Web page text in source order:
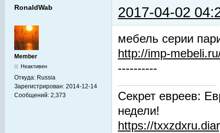
RonaldWab 2017-04-02
Member
Неактивен
Откуда: Russia
Зарегистрирован: 2014-12-14
Сообщений: 2,373
мебель серии
http://imp-
----------
Секрет евреев:
недели!
https://